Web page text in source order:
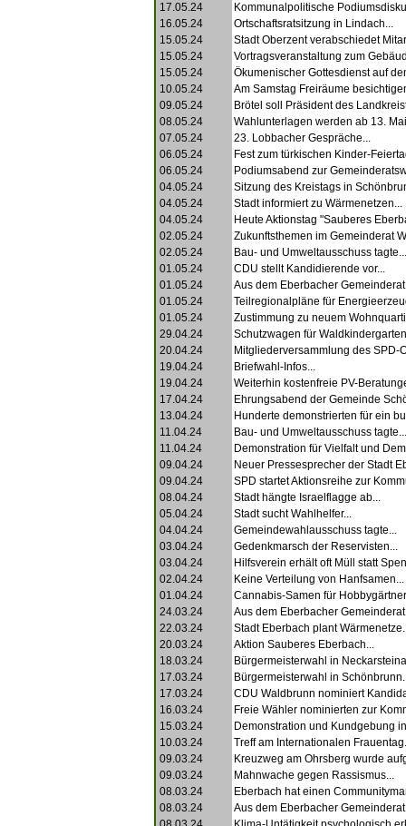
17.05.24
Kommunalpolitische
16.05.24
Ortschaftsratsitzung in Lindach...
15.05.24
Stadt Oberzent verabschiedet
15.05.24
Vortragsveranstaltung zum
15.05.24
Ökumenischer Gottesdienst auf
10.05.24
Am Samstag Freiräume
09.05.24
Brötel soll Präsident des
08.05.24
Wahlunterlagen werden ab 13.
07.05.24
23. Lobbacher Gespräche...
06.05.24
Fest zum türkischen Kinder-
06.05.24
Podiumsabend zur
04.05.24
Sitzung des Kreistags in
04.05.24
Stadt informiert zu Wärmenetzen...
04.05.24
Heute Aktionstag "Sauberes
02.05.24
Zukunftsthemen im Gemeinderat
02.05.24
Bau- und Umweltausschuss tagte...
01.05.24
CDU stellt Kandidierende vor...
01.05.24
Aus dem Eberbacher
01.05.24
Teilregionalpläne für
01.05.24
Zustimmung zu neuem
29.04.24
Schutzwagen für
20.04.24
Mitgliederversammlung des SPD-
19.04.24
Briefwahl-Infos...
19.04.24
Weiterhin kostenfreie PV-
17.04.24
Ehrungsabend der Gemeinde
13.04.24
Hunderte demonstrierten für ein
11.04.24
Bau- und Umweltausschuss tagte...
11.04.24
Demonstration für Vielfalt und
09.04.24
Neuer Pressesprecher der Stadt
09.04.24
SPD startet Aktionsreihe zur
08.04.24
Stadt hängte Israelflagge ab...
05.04.24
Stadt sucht Wahlhelfer...
04.04.24
Gemeindewahlausschuss tagte...
03.04.24
Gedenkmarsch der Reservisten...
03.04.24
Hilfsverein erhält oft Müll statt
02.04.24
Keine Verteilung von Hanfsamen...
01.04.24
Cannabis-Samen für
24.03.24
Aus dem Eberbacher
22.03.24
Stadt Eberbach plant
20.03.24
Aktion Sauberes Eberbach...
18.03.24
Bürgermeisterwahl in
17.03.24
Bürgermeisterwahl in
17.03.24
CDU Waldbrunn nominiert
16.03.24
Freie Wähler nominierten zur
15.03.24
Demonstration und Kundgebung
10.03.24
Treff am Internationalen
09.03.24
Kreuzweg am Ohrsberg wurde
09.03.24
Mahnwache gegen Rassismus...
08.03.24
Eberbach hat einen
08.03.24
Aus dem Eberbacher